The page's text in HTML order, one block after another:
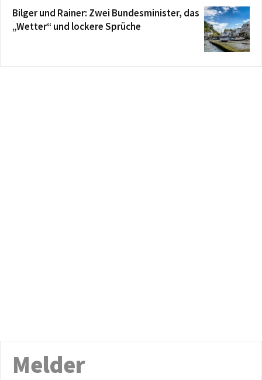
Bilger und Rainer: Zwei Bundesminister, das
„Wetter“ und lockere Sprüche
Melder